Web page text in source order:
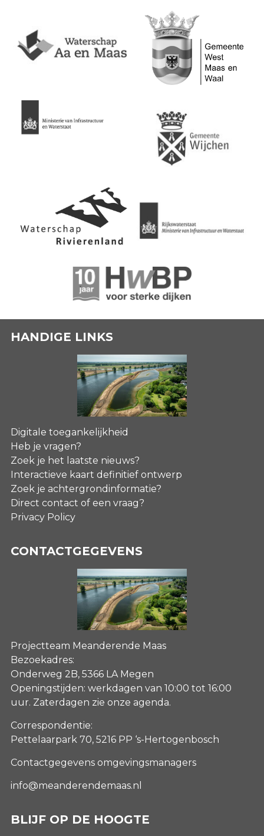
HANDIGE LINKS
Digitale toegankelijkheid
Heb je vragen?
Zoek je het laatste nieuws?
Interactieve kaart definitief ontwerp
Zoek je achtergrondinformatie?
Direct contact of een vraag?
Privacy Policy
CONTACTGEGEVENS
Projectteam Meanderende Maas
Bezoekadres:
Onderweg 2B, 5366 LA Megen
Openingstijden: werkdagen van 10:00 tot 16:00
uur. Zaterdagen zie onze agenda.
Correspondentie:
Pettelaarpark 70, 5216 PP ‘s-Hertogenbosch
Contactgegevens omgevingsmanagers
info@meanderendemaas.nl
BLIJF OP DE HOOGTE